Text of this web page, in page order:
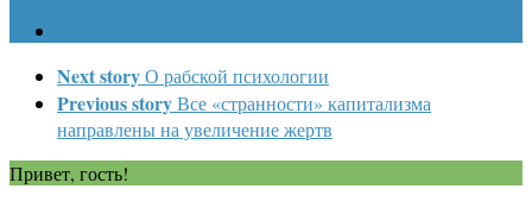
Next storyО рабской психологии
Previous storyВсе «странности» капитализма
направлены на увеличение жертв
Привет, гость!